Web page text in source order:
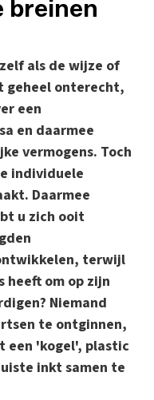
breinen
als de wijze of
geheel onterecht,
een
en daarmee
vermogens. Toch
individuele
Daarmee
u zich ooit
terwijl
heeft om op zijn
Niemand
te ontginnen,
een 'kogel', plastic
inkt samen te